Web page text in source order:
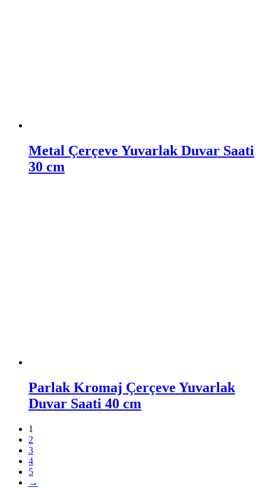
Metal Çerçeve Yuvarlak Duvar Saati
30 cm
Parlak Kromaj Çerçeve Yuvarlak
Duvar Saati 40 cm
1
2
3
4
5
→